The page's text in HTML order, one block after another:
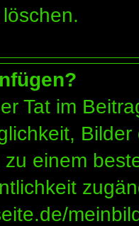
Tat im
einem